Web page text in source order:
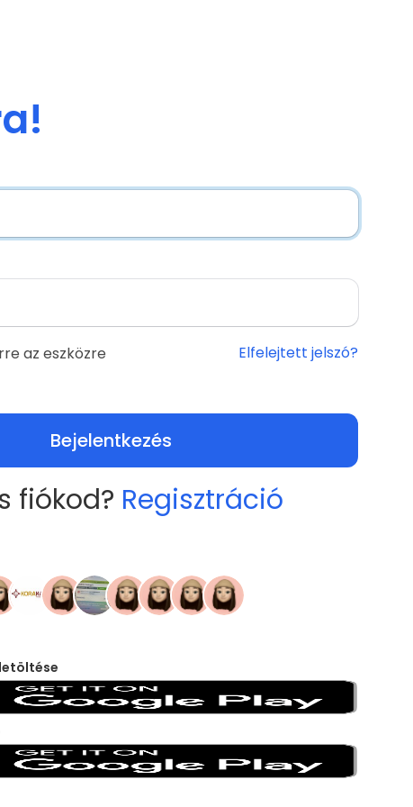
az eszközre Elfelejtett jelszó?
Bejelentkezés
fiókod? Regisztráció